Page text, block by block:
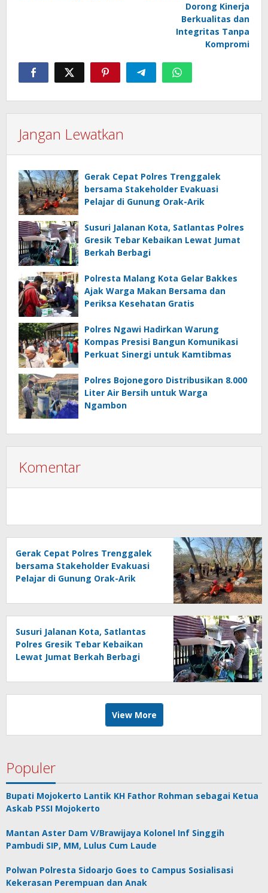
Dorong Kinerja
Berkualitas dan
Integritas Tanpa
Kompromi
Jangan Lewatkan
Gerak Cepat Polres Trenggalek
bersama Stakeholder Evakuasi
Pelajar di Gunung Orak-Arik
Susuri Jalanan Kota, Satlantas Polres
Gresik Tebar Kebaikan Lewat Jumat
Berkah Berbagi
Polresta Malang Kota Gelar Bakkes
Ajak Warga Makan Bersama dan
Periksa Kesehatan Gratis
Polres Ngawi Hadirkan Warung
Kompas Presisi Bangun Komunikasi
Perkuat Sinergi untuk Kamtibmas
Polres Bojonegoro Distribusikan 8.000
Liter Air Bersih untuk Warga
Ngambon
Komentar
Gerak Cepat Polres Trenggalek
bersama Stakeholder Evakuasi
Pelajar di Gunung Orak-Arik
Susuri Jalanan Kota, Satlantas
Polres Gresik Tebar Kebaikan
Lewat Jumat Berkah Berbagi
View More
Populer
Bupati Mojokerto Lantik KH Fathor Rohman sebagai Ketua
Askab PSSI Mojokerto
Mantan Aster Dam V/Brawijaya Kolonel Inf Singgih
Pambudi SIP, MM, Lulus Cum Laude
Polwan Polresta Sidoarjo Goes to Campus Sosialisasi
Kekerasan Perempuan dan Anak